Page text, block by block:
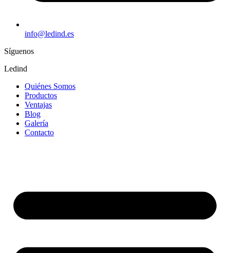
info@ledind.es
Síguenos
Ledind
Quiénes Somos
Productos
Ventajas
Blog
Galería
Contacto